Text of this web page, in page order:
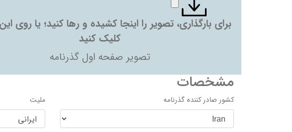
برای بارگذاری، تصویر را اینجا کشیده و رها کنید؛ یا روی
کلیک کنید
تصویر صفحه اول گذرنامه
مشخصات
کشور صادر کننده گذرنامه ملیت